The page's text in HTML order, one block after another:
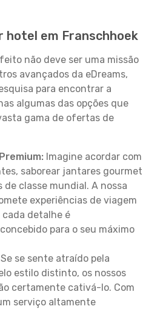
hotel em Franschhoek
não deve ser uma missão
avançados da eDreams,
para encontrar a
algumas das opções que
gama de ofertas de
Imagine acordar com
saborear jantares gourmet
de classe mundial. A nossa
experiências de viagem
detalhe é
para o seu máximo
Se se sente atraído pela
estilo distinto, os nossos
certamente cativá-lo. Com
serviço altamente